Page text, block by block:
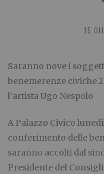
15
Saranno nove i
benemerenze civiche
l’artista Ugo Nespolo
A Palazzo Civico
conferimento delle
saranno accolti dal
Presidente del